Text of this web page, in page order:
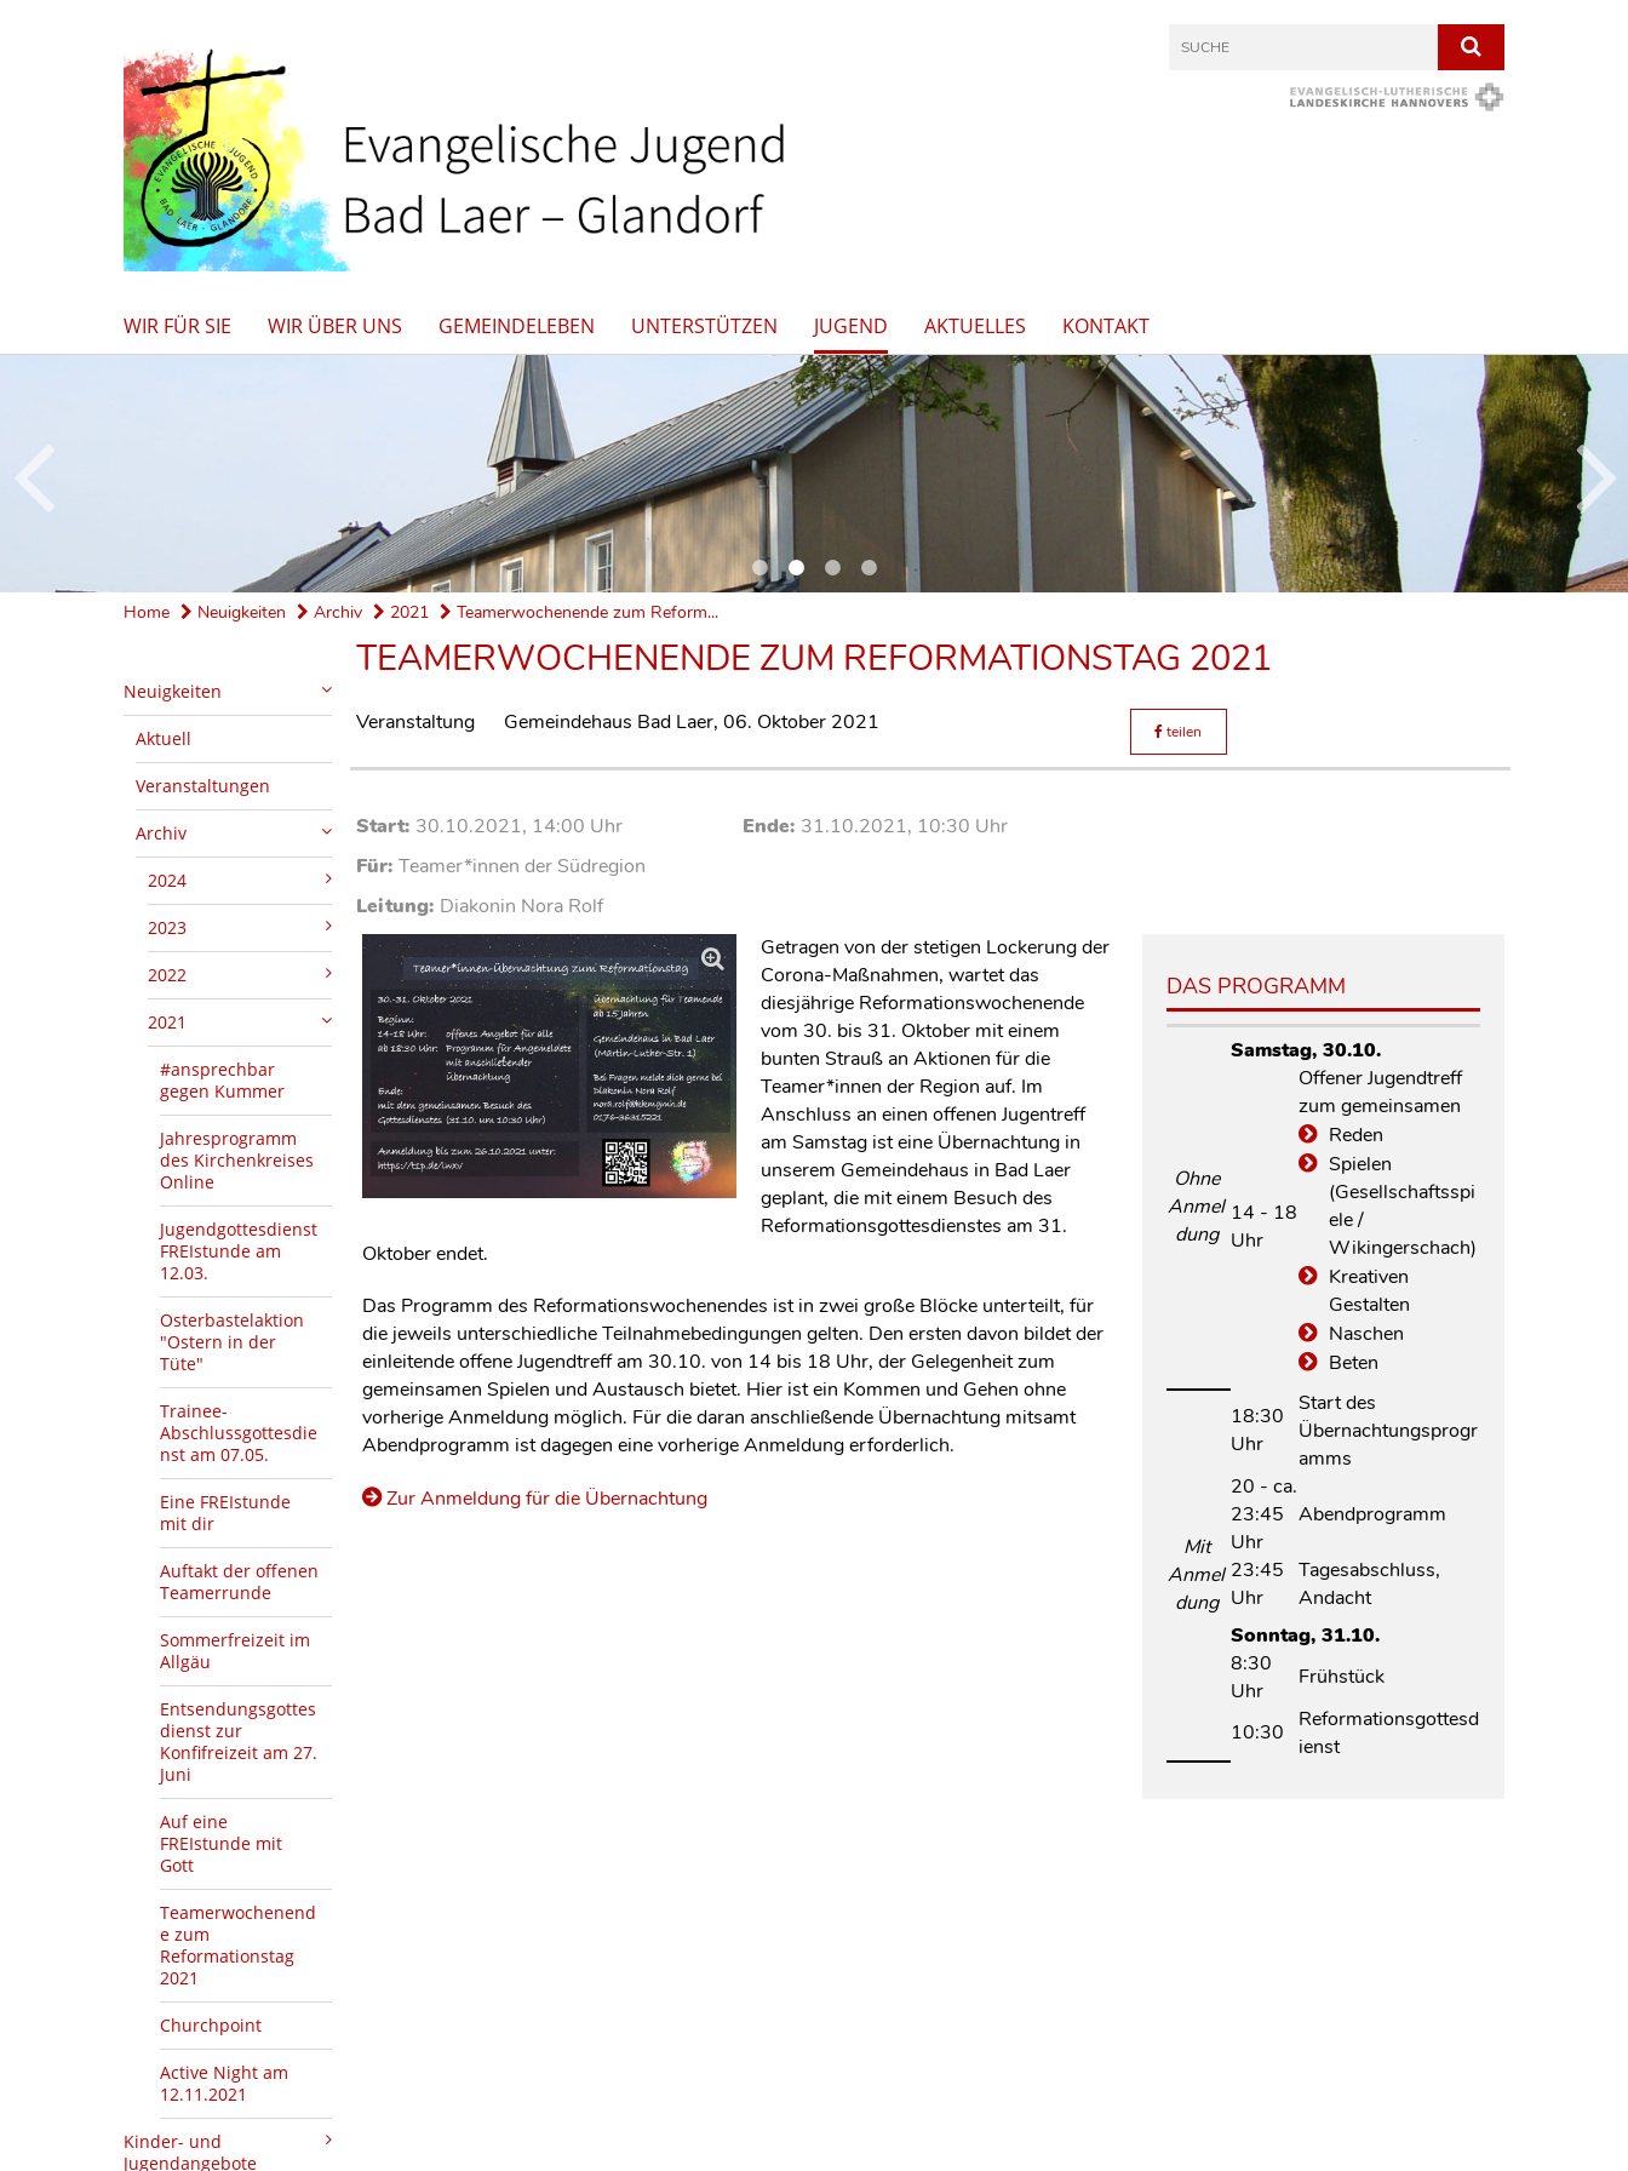
WIR FÜR SIE WIR ÜBER UNS GEMEINDELEBEN UNTERSTÜTZEN JUGEND AKTUELLES KONTAKT
Home Neuigkeiten Archiv 2021 Teamerwochenende zum Reform...
Neuigkeiten
Aktuell
Veranstaltungen
Archiv
2024
2023
2022
2021
#ansprechbar
gegen Kummer
Jahresprogramm
des Kirchenkreises
Online
Jugendgottesdienst
FREIstunde am
12.03.
Osterbastelaktion
"Ostern in der
Tüte"
Trainee-
Abschlussgottesdie
nst am 07.05.
Eine FREIstunde
mit dir
Auftakt der offenen
Teamerrunde
Sommerfreizeit im
Allgäu
Entsendungsgottes
dienst zur
Konfifreizeit am 27.
Juni
Auf eine
FREIstunde mit
Gott
Teamerwochenend
e zum
Reformationstag
2021
Churchpoint
Active Night am
12.11.2021
Kinder- und
Jugendangebote
TEAMERWOCHENENDE ZUM REFORMATIONSTAG 2021
Veranstaltung Gemeindehaus Bad Laer, 06. Oktober 2021 teilen
Start: 30.10.2021, 14:00 Uhr Ende: 31.10.2021, 10:30 Uhr
Für: Teamer*innen der Südregion
Leitung: Diakonin Nora Rolf
Getragen von der stetigen Lockerung der
Corona-Maßnahmen, wartet das
diesjährige Reformationswochenende
vom 30. bis 31. Oktober mit einem
bunten Strauß an Aktionen für die
Teamer*innen der Region auf. Im
Anschluss an einen offenen Jugentreff
am Samstag ist eine Übernachtung in
unserem Gemeindehaus in Bad Laer
geplant, die mit einem Besuch des
Reformationsgottesdienstes am 31.
Oktober endet.
Das Programm des Reformationswochenendes ist in zwei große Blöcke unterteilt, für
die jeweils unterschiedliche Teilnahmebedingungen gelten. Den ersten davon bildet der
einleitende offene Jugendtreff am 30.10. von 14 bis 18 Uhr, der Gelegenheit zum
gemeinsamen Spielen und Austausch bietet. Hier ist ein Kommen und Gehen ohne
vorherige Anmeldung möglich. Für die daran anschließende Übernachtung mitsamt
Abendprogramm ist dagegen eine vorherige Anmeldung erforderlich.
Zur Anmeldung für die Übernachtung
DAS PROGRAMM
Ohne
Anmel
dung
Samstag, 30.10.
14 - 18
Uhr
Offener Jugendtreff
zum gemeinsamen
Reden
Spielen
(Gesellschaftsspi
ele /
Wikingerschach)
Kreativen
Gestalten
Naschen
Beten
Mit
Anmel
dung
18:30
Uhr
Start des
Übernachtungsprogr
amms
20 - ca.
23:45
Uhr
Abendprogramm
23:45
Uhr
Tagesabschluss,
Andacht
Sonntag, 31.10.
8:30
Uhr
Frühstück
10:30
Reformationsgottesd
ienst